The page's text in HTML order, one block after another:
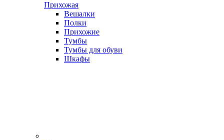
Прихожая
Вешалки
Полки
Прихожие
Тумбы
Тумбы для обуви
Шкафы